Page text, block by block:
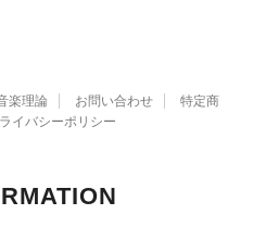
楽理論 お問い合わせ
特定商
イバシーポリシー